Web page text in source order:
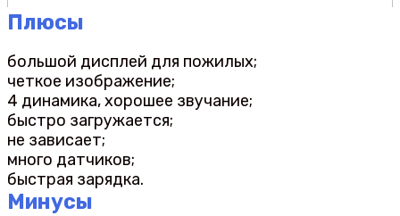
Плюсы
большой дисплей для пожилых;
четкое изображение;
4 динамика, хорошее звучание;
быстро загружается;
не зависает;
много датчиков;
быстрая зарядка.
Минусы